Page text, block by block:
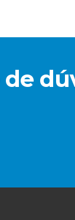
de